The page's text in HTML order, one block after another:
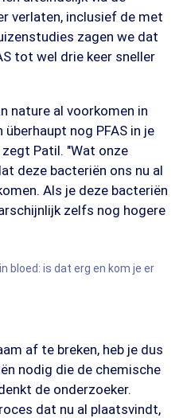
verlaten, inclusief de met
zagen we dat
tot wel drie keer sneller
nature al voorkomen in
nog PFAS in je
zegt Patil. "Wat onze
deze bacteriën ons nu al
Als je deze bacteriën
zelfs nog hogere
bloed: is dat erg en kom je er
af te breken, heb je dus
nodig die de chemische
de onderzoeker.
dat nu al plaatsvindt,